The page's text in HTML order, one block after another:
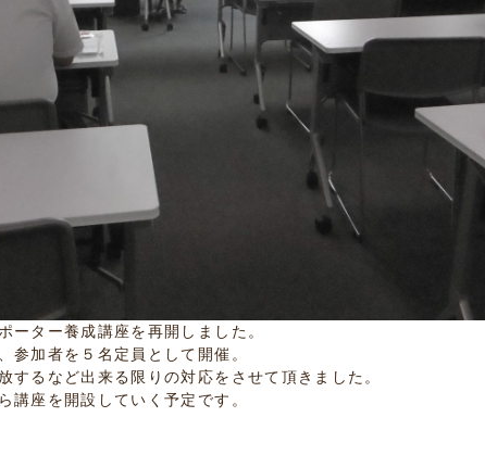
ーター養成講座を再開しました。
参加者を５名定員として開催。
するなど出来る限りの対応をさせて頂きました。
講座を開設していく予定です。